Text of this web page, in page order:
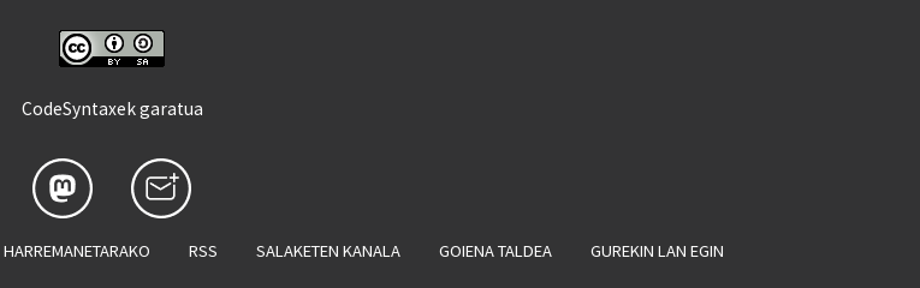
CodeSyntaxek garatua
HARREMANETARAKO RSS SALAKETEN KANALA GOIENA TALDEA GUREKIN LAN EGIN